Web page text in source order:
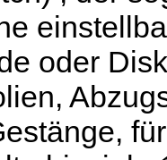
oder